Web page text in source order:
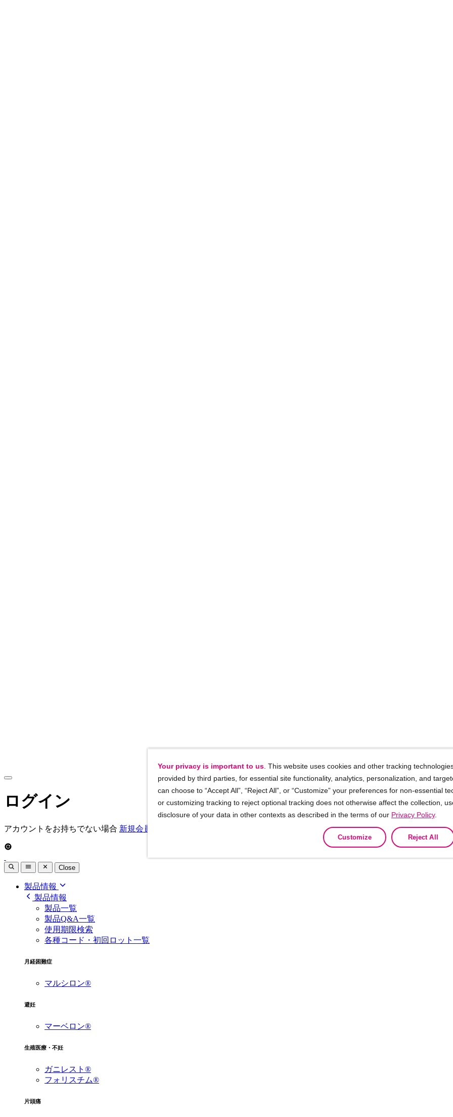
ログイン
アカウントをお持ちでない場合 新規会員登録
Close
製品情報
製品情報
製品一覧
製品Q&A一覧
使用期限検索
各種コード・初回ロット一覧
月経困難症
マルシロン®
避妊
マーベロン®
生殖医療・不妊
ガニレスト®
フォリスチム®
片頭痛
Your privacy is important to us. This website uses cookies and other tracking
provided by third parties, for essential site functionality, analytics, personalization, and
can choose to “Accept All”, “Reject All”, or “Customize” your preferences for non-essential
or customizing tracking to reject optional tracking does not otherwise affect the collection,
disclosure of your data in other contexts as described in the terms of our Privacy Policy.
Reject All
Customize